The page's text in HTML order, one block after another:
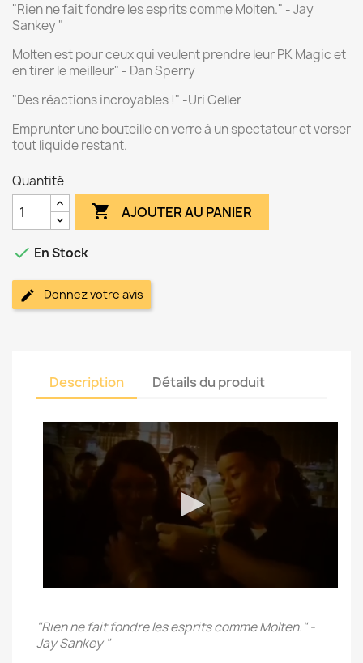
"Rien ne fait fondre les esprits comme Molten." - Jay
Sankey "
Molten est pour ceux qui veulent prendre leur PK Magic et
en tirer le meilleur" - Dan Sperry
"Des réactions incroyables !" -Uri Geller
Emprunter une bouteille en verre à un spectateur et verser
tout liquide restant.
Quantité
 AJOUTER AU PANIER
 En Stock
Donnez votre avis
Description Détails du produit
"Rien ne fait fondre les esprits comme Molten." -
Jay Sankey "